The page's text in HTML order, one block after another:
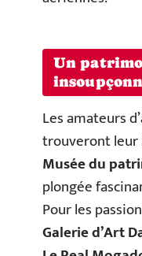
Un
Les amateurs
trouveront leur
Musée du
plongée
Pour les
Galerie d’Art